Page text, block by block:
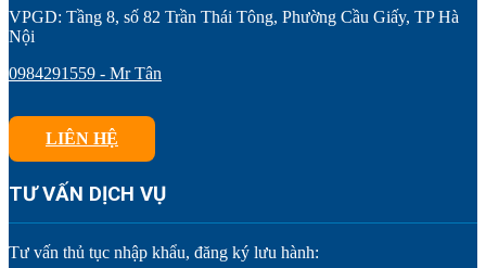
VPGD: Tầng 8, số 82 Trần Thái Tông, Phường Cầu Giấy, TP Hà
Nội
0984291559 - Mr Tân
LIÊN HỆ
TƯ VẤN DỊCH VỤ
Tư vấn thủ tục nhập khẩu, đăng ký lưu hành: